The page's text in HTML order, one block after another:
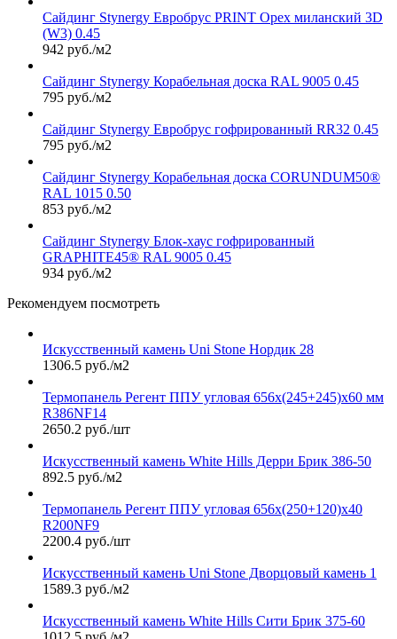
Сайдинг Stynergy Евробрус PRINT Орех миланский 3D
(W3) 0.45
942 руб./м2
Сайдинг Stynergy Корабельная доска RAL 9005 0.45
795 руб./м2
Сайдинг Stynergy Евробрус гофрированный RR32 0.45
795 руб./м2
Сайдинг Stynergy Корабельная доска CORUNDUM50®
RAL 1015 0.50
853 руб./м2
Сайдинг Stynergy Блок-хаус гофрированный
GRAPHITE45® RAL 9005 0.45
934 руб./м2
Рекомендуем посмотреть
Искусственный камень Uni Stone Нордик 28
1306.5 руб./м2
Термопанель Регент ППУ угловая 656х(245+245)х60 мм
R386NF14
2650.2 руб./шт
Искусственный камень White Hills Дерри Брик 386-50
892.5 руб./м2
Термопанель Регент ППУ угловая 656х(250+120)х40
R200NF9
2200.4 руб./шт
Искусственный камень Uni Stone Дворцовый камень 1
1589.3 руб./м2
Искусственный камень White Hills Сити Брик 375-60